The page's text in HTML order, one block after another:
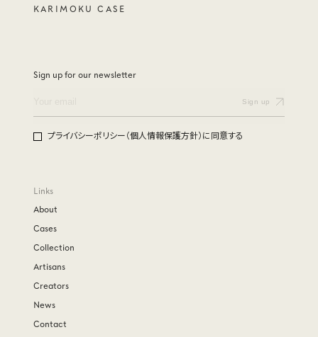
KARIMOKU CASE
Sign up for our newsletter
プライバシーポリシー（個人情報保護方針）に同意する
Links
About
Cases
Collection
Artisans
Creators
News
Contact